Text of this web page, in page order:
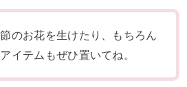
のお花を生けたり、もちろん
イテムもぜひ置いてね。